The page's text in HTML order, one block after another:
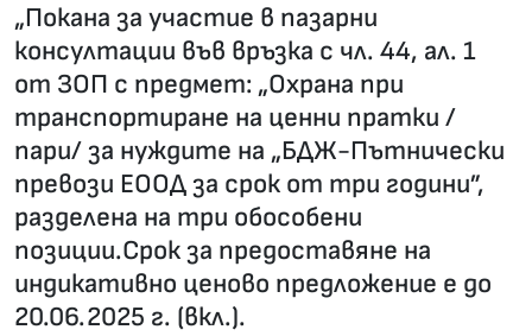
„Покана за участие в пазарни
консултации във връзка с чл. 44, ал. 1
от ЗОП с предмет: „Охрана при
транспортиране на ценни пратки /
пари/ за нуждите на „БДЖ-Пътнически
превози ЕООД за срок от три години”,
разделена на три обособени
позиции.Срок за предоставяне на
индикативно ценово предложение е до
20.06.2025 г. (вкл.).